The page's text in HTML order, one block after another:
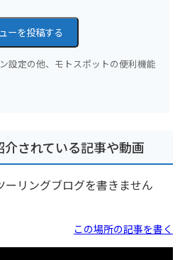
ーを投稿する
設定の他、モトスポットの便利機能
されている記事や動画
リングブログを書きません
この場所の記事を書く